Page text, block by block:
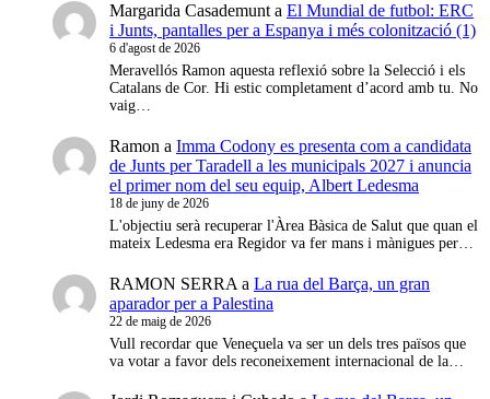
Margarida Casademunt a El Mundial de futbol: ERC
i Junts, pantalles per a Espanya i més colonització (1)
6 d'agost de 2026
Meravellós Ramon aquesta reflexió sobre la Selecció i els
Catalans de Cor. Hi estic completament d’acord amb tu. No
vaig…
Ramon a Imma Codony es presenta com a candidata
de Junts per Taradell a les municipals 2027 i anuncia
el primer nom del seu equip, Albert Ledesma
18 de juny de 2026
L'objectiu serà recuperar l'Àrea Bàsica de Salut que quan el
mateix Ledesma era Regidor va fer mans i mànigues per…
RAMON SERRA a La rua del Barça, un gran
aparador per a Palestina
22 de maig de 2026
Vull recordar que Veneçuela va ser un dels tres països que
va votar a favor dels reconeixement internacional de la…